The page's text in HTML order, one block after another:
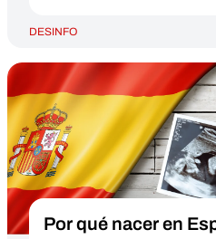
DESINFO
Por qué nacer en